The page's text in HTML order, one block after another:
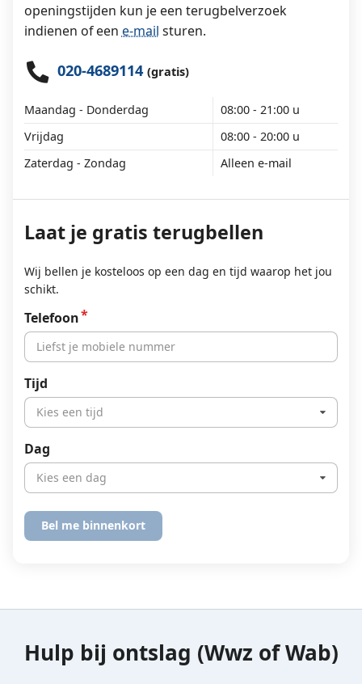
openingstijden kun je een terugbelverzoek
indienen of eene-mail sturen.
020-4689114 (gratis)
Maandag - Donderdag
08:00 - 21:00 u
Vrijdag
08:00 - 20:00 u
Zaterdag - Zondag
Alleen e-mail
Laat je gratis terugbellen
Wij bellen je kosteloos op een dag en tijd waarop het jou
schikt.
Telefoon
Tijd
Kies een tijd
Dag
Kies een dag
Hulp bij ontslag (Wwz of Wab)